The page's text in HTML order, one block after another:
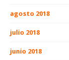
agosto 2018
julio 2018
junio 2018